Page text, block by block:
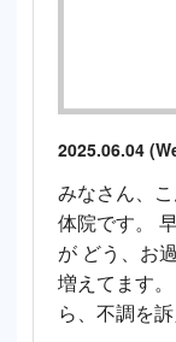
2025.06.04
みなさん、
体院です。
が どう、お
増えてます
ら、不調を